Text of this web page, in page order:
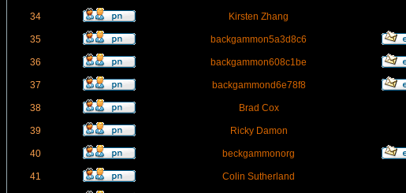
34 Kirsten Zhang
35 backgammon5a3d8c6
36 backgammon608c1be
37 backgammond6e78f8
38 Brad Cox
39 Ricky Damon
40 beckgammonorg
41 Colin Sutherland